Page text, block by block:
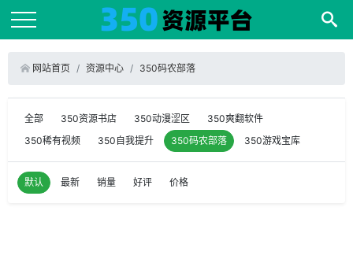
网站首页 资源中心 350码农部落
全部 350资源书店 350动漫涩区
350爽翻软件
350稀有视频
350自我提升 350码农部落 350游戏宝库
默认 最新 销量 好评 价格